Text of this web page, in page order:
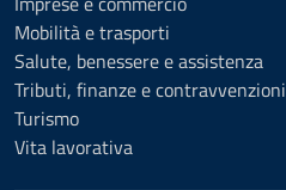
Mobilità e trasporti
Salute, benessere e assistenza
Tributi, finanze e contravvenzioni
Turismo
Vita lavorativa